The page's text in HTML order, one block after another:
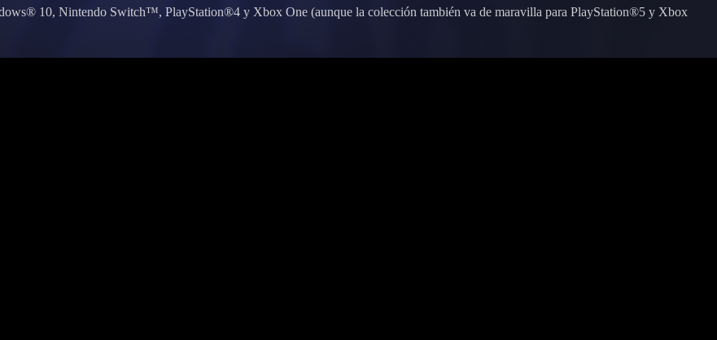
10, Nintendo Switch™, PlayStation®4 y Xbox One (aunque la colección también va de maravilla para PlayStation®5 y Xbox